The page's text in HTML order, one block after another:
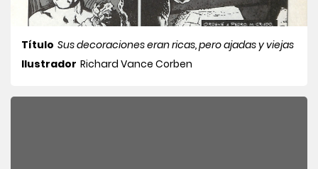
Título Sus decoraciones eran ricas, pero ajadas y viejas
Ilustrador Richard Vance Corben